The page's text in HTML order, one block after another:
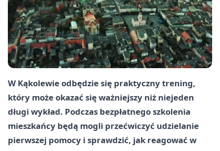
W Kąkolewie odbędzie się praktyczny trening,
który może okazać się ważniejszy niż niejeden
długi wykład. Podczas bezpłatnego szkolenia
mieszkańcy będą mogli przećwiczyć udzielanie
pierwszej pomocy i sprawdzić, jak reagować w